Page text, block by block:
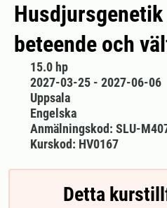
beteende och
15.0 hp
2027-03-25 - 2027-06-06
Uppsala
Engelska
Anmälningskod: SLU-
Kurskod: HV0167
Detta